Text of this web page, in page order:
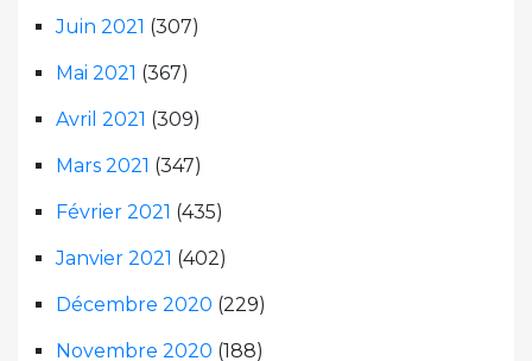
Juin 2021 (307)
Mai 2021 (367)
Avril 2021 (309)
Mars 2021 (347)
Février 2021 (435)
Janvier 2021 (402)
Décembre 2020 (229)
Novembre 2020 (188)